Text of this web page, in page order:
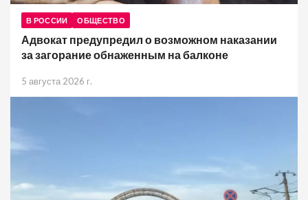
В РОССИИ ОБЩЕСТВО
Адвокат предупредил о возможном наказании
за загорание обнаженным на балконе
5 августа 2026 г.